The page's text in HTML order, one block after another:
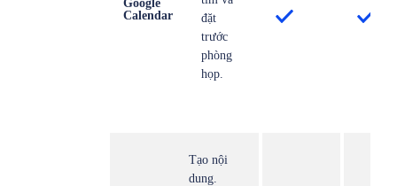
Google
Calendar
đặt
trước
phòng
họp.
Tạo nội
dung.